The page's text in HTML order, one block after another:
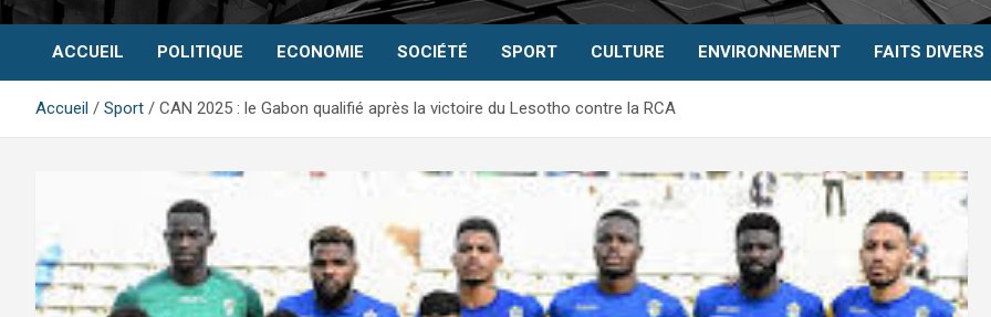
ACCUEIL POLITIQUE ECONOMIE SOCIÉTÉ SPORT CULTURE ENVIRONNEMENT FAITS DIVERS
Accueil Sport CAN 2025 : le Gabon qualifié après la victoire du Lesotho contre la RCA